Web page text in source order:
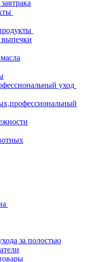
уход
за полостью